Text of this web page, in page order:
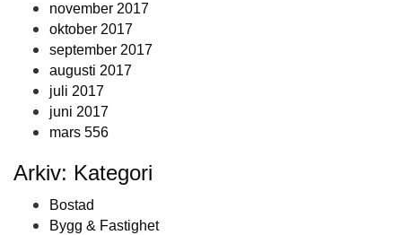
november 2017
oktober 2017
september 2017
augusti 2017
juli 2017
juni 2017
mars 556
Arkiv: Kategori
Bostad
Bygg & Fastighet